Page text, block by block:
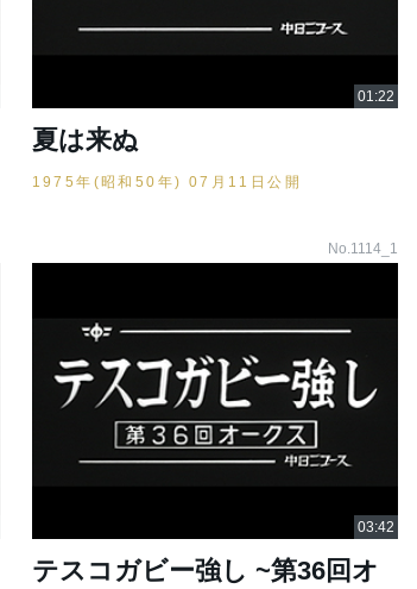
夏は来ぬ
1975年(昭和50年) 07月11日公開
No.1114_1
テスコガビー強し ~第36回オ